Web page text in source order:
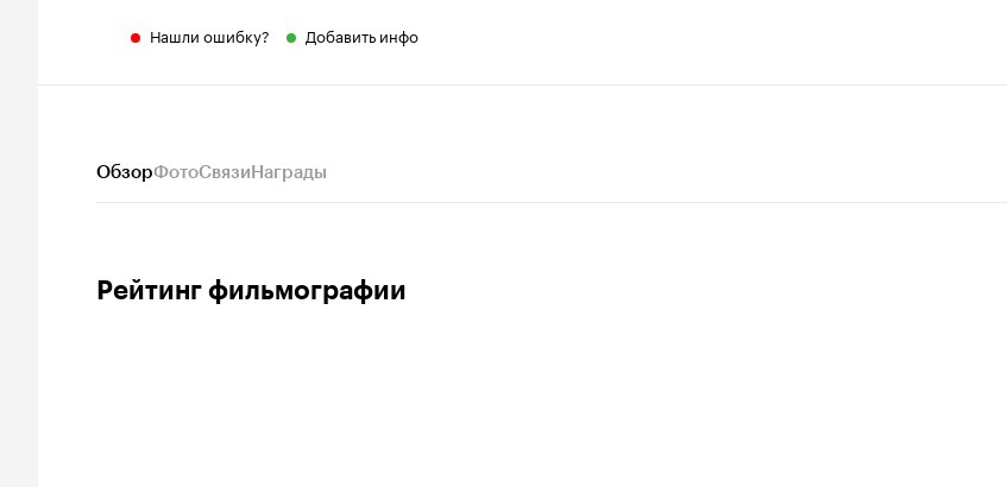
Нашли ошибку? Добавить инфо
ОбзорФотоСвязиНаграды
Рейтинг фильмографии